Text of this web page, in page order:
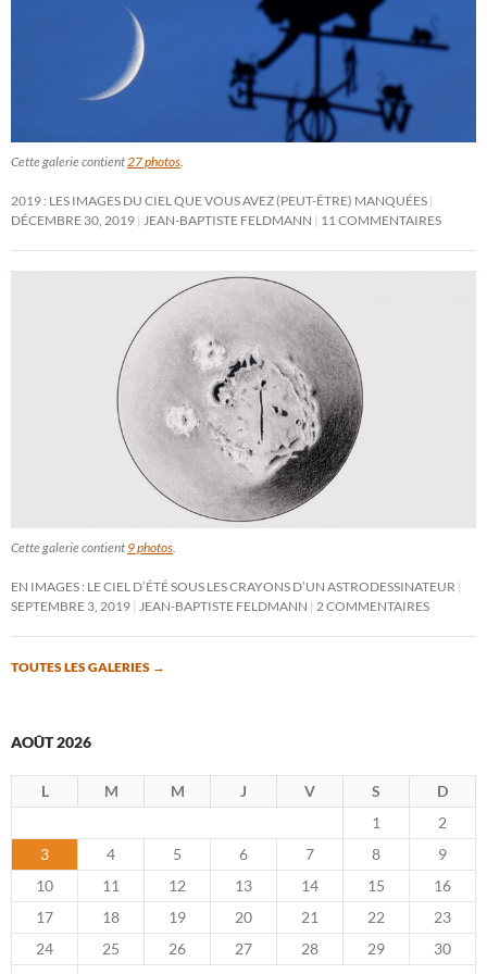
Cette galerie contient27 photos.
2019 : LES IMAGES DU CIEL QUE VOUS AVEZ (PEUT-ÊTRE) MANQUÉES
DÉCEMBRE 30, 2019 JEAN-BAPTISTE FELDMANN 11 COMMENTAIRES
Cette galerie contient 9 photos.
EN IMAGES : LE CIEL D’ÉTÉ SOUS LES CRAYONS D’UN ASTRODESSINATEUR
SEPTEMBRE 3, 2019 JEAN-BAPTISTE FELDMANN 2 COMMENTAIRES
TOUTES LES GALERIES →
AOÛT 2026
L M M J V S
D
1
2
3
4 5 6 7 8
9
10
11 12 13 14 15
16
17
18 19 20 21 22
23
24
25 26 27 28 29
30